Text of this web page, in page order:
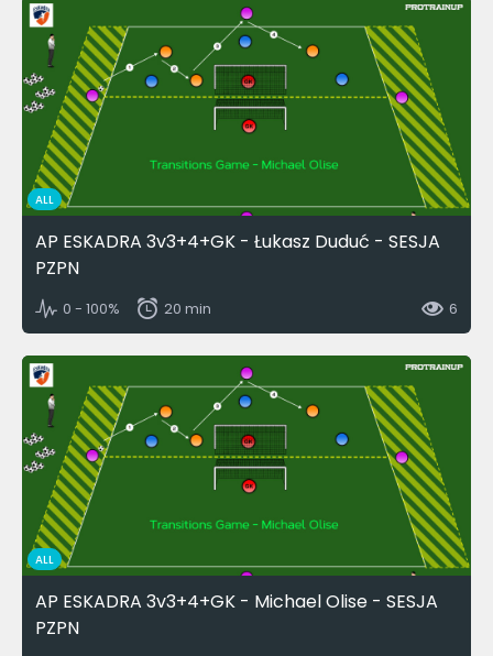
ALL
AP ESKADRA 3v3+4+GK - Łukasz Duduć - SESJA
PZPN
0 - 100% 20 min 6
ALL
AP ESKADRA 3v3+4+GK - Michael Olise - SESJA
PZPN